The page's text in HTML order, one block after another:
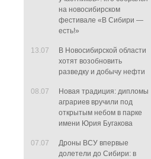
на новосибирском
фестивале «В Сибири —
есть!»
13.07
В Новосибирской области
хотят возобновить
разведку и добычу нефти
08.07
Новая традиция: дипломы
аграриев вручили под
открытым небом в парке
имени Юрия Бугакова
07.07
Дроны ВСУ впервые
долетели до Сибири: в